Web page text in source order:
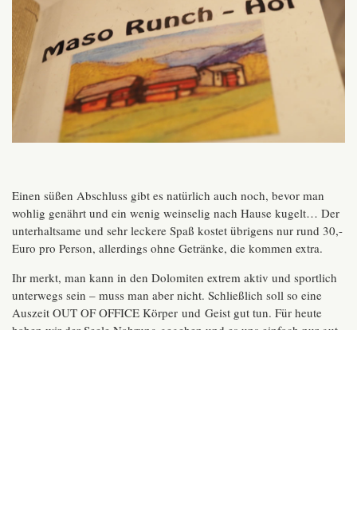
Einen süßen Abschluss gibt es natürlich auch noch, bevor man
wohlig genährt und ein wenig weinselig nach Hause kugelt… Der
unterhaltsame und sehr leckere Spaß kostet übrigens nur rund 30,-
Euro pro Person, allerdings ohne Getränke, die kommen extra.
Ihr merkt, man kann in den Dolomiten extrem aktiv und sportlich
unterwegs sein – muss man aber nicht. Schließlich soll so eine
Auszeit OUT OF OFFICE Körper und Geist gut tun. Für heute
haben wir der Seele Nahrung gegeben und es uns einfach nur gut